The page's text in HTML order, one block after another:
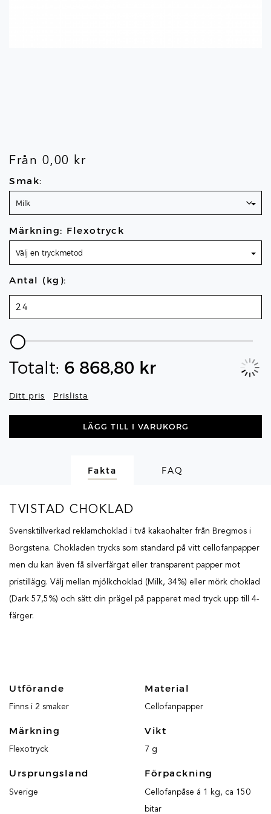
Från 0,00 kr
Smak:
Märkning: Flexotryck
Antal (kg):
Totalt: 6 868,80 kr
Ditt pris Prislista
LÄGG TILL I VARUKORG
Fakta FAQ
TVISTAD CHOKLAD
Svensktillverkad reklamchoklad i två kakaohalter från Bregmos i
Borgstena. Chokladen trycks som standard på vitt cellofanpapper
men du kan även få silverfärgat eller transparent papper mot
pristillägg. Välj mellan mjölkchoklad (Milk, 34%) eller mörk choklad
(Dark 57,5%) och sätt din prägel på papperet med tryck upp till 4-
färger.
Utförande
Finns i 2 smaker
Material
Cellofanpapper
Märkning
Flexotryck
Vikt
7 g
Ursprungsland
Sverige
Förpackning
Cellofanpåse á 1 kg, ca 150
bitar